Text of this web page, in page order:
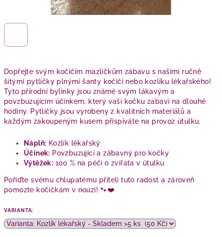
Dopřejte svým kočičím mazlíčkům zábavu s našimi ručně
šitými pytlíčky plnými šanty kočičí nebo kozlíku lékařského!
Tyto přírodní bylinky jsou známé svým lákavým a
povzbuzujícím účinkem, který vaši kočku zabaví na dlouhé
hodiny. Pytlíčky jsou vyrobeny z kvalitních materiálů a
každým zakoupeným kusem přispíváte na provoz útulku.
Náplň: Kozlík lékařský
Účinek: Povzbuzující a zábavný pro kočky
Výtěžek: 100 % na péči o zvířata v útulku
Pořiďte svému chlupatému příteli tuto radost a zároveň
pomozte kočičkám v nouzi! 🐾❤️
VARIANTA: